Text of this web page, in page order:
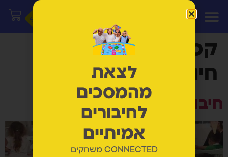
קטגוריה: משחקים
חינוכיים
חיבור וחוסן משפחתי
לצאת
מהמסכים
לחיבורים
אמיתיים
CONNECTED משחקים